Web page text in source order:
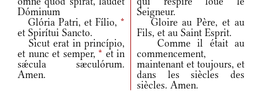
Dóminum
Seigneur.
Glória Patri, et Fílio, *
et Spirítui Sancto.
Gloire au Père, et au
Fils, et au Saint Esprit.
Sicut erat in princípio,
et nunc et semper, * et in
sǽcula sæculórum.
Amen.
Comme il était au
commencement,
maintenant et toujours, et
dans les siècles des
siècles. Amen.